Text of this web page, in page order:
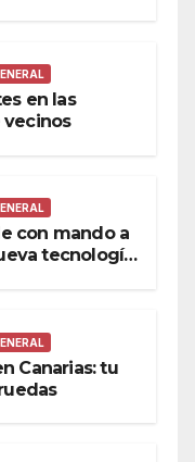
en las
con mando a
tecnología
Canarias: tu